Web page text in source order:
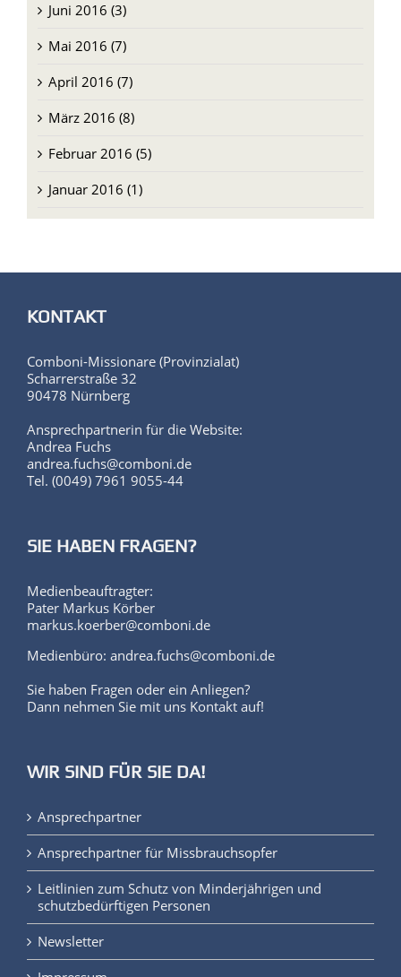
Juli 2016 (7)
Juni 2016 (3)
Mai 2016 (7)
April 2016 (7)
März 2016 (8)
Februar 2016 (5)
KONTAKT
Comboni-Missionare (Provinzialat)
90478 Nürnberg
Ansprechpartnerin für die Website:
Andrea Fuchs
SIE HABEN FRAGEN?
Medienbeauftragter:
markus.koerber@comboni.de
Medienbüro: andrea.fuchs@comboni.de
WIR SIND FÜR SIE DA!
Ansprechpartner
Ansprechpartner für Missbrauchsopfer
Leitlinien zum Schutz von Minderjährigen und
schutzbedürftigen Personen